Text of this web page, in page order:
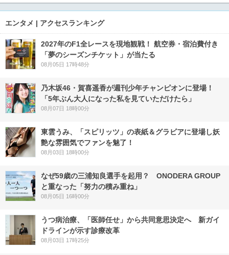
エンタメ | アクセスランキング
2027年のF1全レースを現地観戦！ 航空券・宿泊費付き
「夢のシーズンチケット」が当たる
08月05日 17時48分
乃木坂46・賀喜遥香が週刊少年チャンピオンに登場！
「5年ぶん大人になった私を見ていただけたら」
08月07日 18時00分
東雲うみ、「スピリッツ」の表紙＆グラビアに登場し妖
艶な雰囲気でファンを魅了！
08月03日 18時00分
なぜ59歳の三浦知良選手を起用？ ONODERA GROUP
と重なった「努力の積み重ね」
08月05日 16時00分
うつ病治療、「医師任せ」から共同意思決定へ 新ガイ
ドラインが示す診療改革
08月03日 17時25分